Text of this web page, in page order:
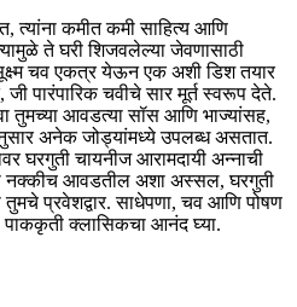
कमीत कमी साहित्य आणि
ते घरी शिजवलेल्या जेवणासाठी
चव एकत्र येऊन एक अशी डिश तयार
पारंपारिक चवीचे सार मूर्त स्वरूप देते.
तुमच्या आवडत्या सॉस आणि भाज्यांसह,
अनेक जोड्यांमध्ये उपलब्ध असतात.
घरगुती चायनीज आरामदायी अन्नाची
नक्कीच आवडतील अशा अस्सल, घरगुती
प्रवेशद्वार. साधेपणा, चव आणि पोषण
पाककृती क्लासिकचा आनंद घ्या.